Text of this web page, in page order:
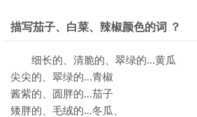
描写茄子、白菜、辣椒颜色的词 ？
细长的、清脆的、翠绿的...黄瓜
尖尖的、翠绿的...青椒
酱紫的、圆胖的...茄子
矮胖的、毛绒的...冬瓜、